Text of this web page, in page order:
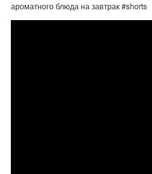
ароматного блюда на завтрак #shorts